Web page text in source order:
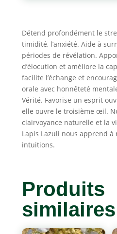
Détend profondément le
timidité, l’anxiété. Aide à
périodes de révélation.
d’élocution et améliore la
facilite l’échange et
orale avec honnêteté
Vérité. Favorise un esprit
elle ouvre le troisième œil.
clairvoyance naturelle et la
Lapis Lazuli nous apprend à
intuitions.
Produits
similaires